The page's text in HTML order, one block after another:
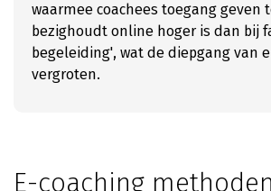
waarmee coachees toegang geven
bezighoudt online hoger is dan bij
begeleiding', wat de diepgang van
vergroten.
E-coaching